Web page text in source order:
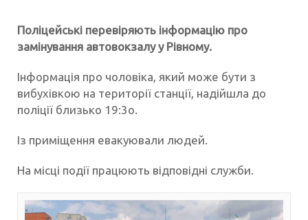
Поліцейські перевіряють інформацію про
замінування автовокзалу у Рівному.
Інформація про чоловіка, який може бути з
вибухівкою на території станції, надійшла до
поліції близько 19:3о.
Із приміщення евакуювали людей.
На місці події працюють відповідні служби.